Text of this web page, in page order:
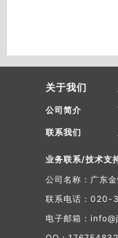
关于我们
公司简介
联系我们
业务联系/技术支
公司名称：广东
联系电话：
电子邮箱：